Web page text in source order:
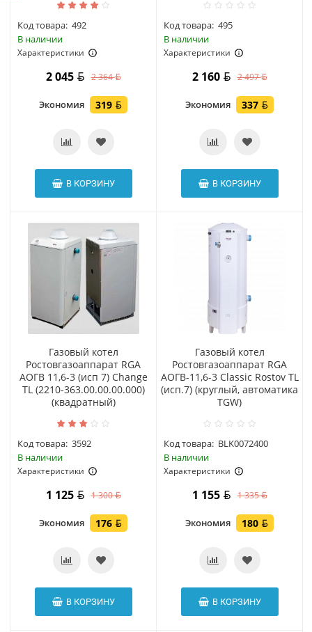
Код товара: 492
В наличии
Характеристики
2 045 2 364
Экономия 319
В КОРЗИНУ
Код товара: 495
В наличии
Характеристики
2 160 2 497
Экономия 337
В КОРЗИНУ
Газовый котел
Ростовгазоаппарат RGA
АОГВ 11,6-3 (исп 7) Change
TL (2210-363.00.00.00.000)
(квадратный)
Код товара: 3592
В наличии
Характеристики
1 125 1 300
Экономия 176
В КОРЗИНУ
Газовый котел
Ростовгазоаппарат RGA
АОГВ-11,6-3 Classic Rostov TL
(исп.7) (круглый, автоматика
TGW)
Код товара: BLK0072400
В наличии
Характеристики
1 155 1 335
Экономия 180
В КОРЗИНУ